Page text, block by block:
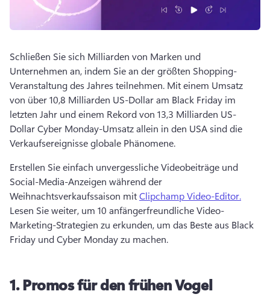
Schließen Sie sich Milliarden von Marken und
Unternehmen an, indem Sie an der größten Shopping-
Veranstaltung des Jahres teilnehmen. Mit einem Umsatz
von über 10,8 Milliarden US-Dollar am Black Friday im
letzten Jahr und einem Rekord von 13,3 Milliarden US-
Dollar Cyber Monday-Umsatz allein in den USA sind die
Verkaufsereignisse globale Phänomene.
Erstellen Sie einfach unvergessliche Videobeiträge und
Social-Media-Anzeigen während der
Weihnachtsverkaufssaison mit Clipchamp Video-Editor.
Lesen Sie weiter, um 10 anfängerfreundliche Video-
Marketing-Strategien zu erkunden, um das Beste aus Black
Friday und Cyber Monday zu machen.
1.Promos für den frühen Vogel